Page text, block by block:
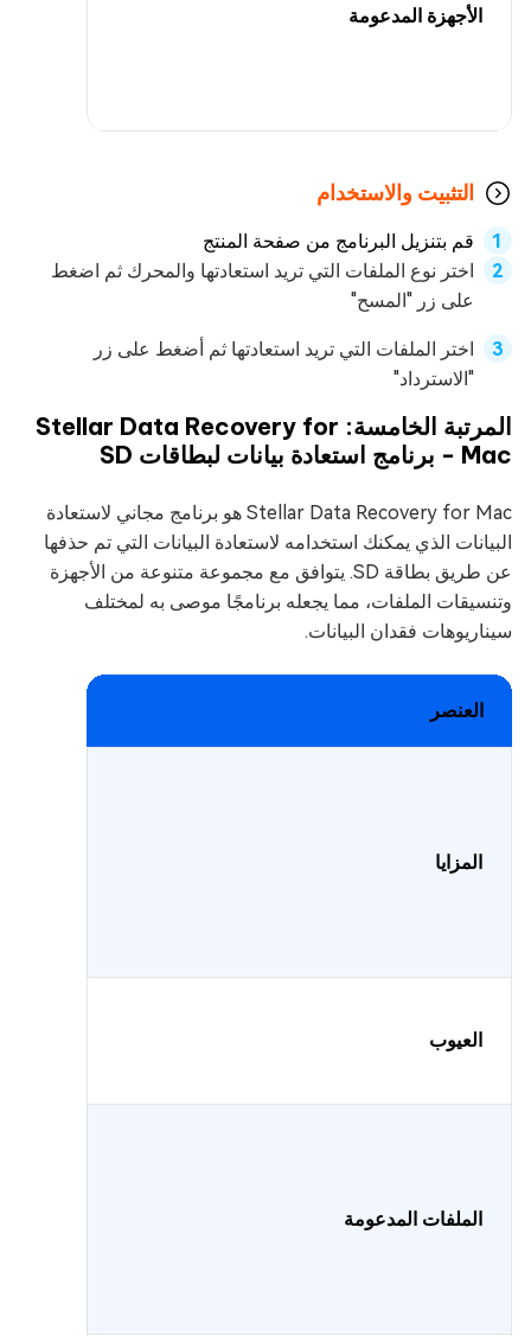
الأجهزة المدعومة
التثبيت والاستخدام
قم بتنزيل البرنامج من صفحة المنتج
اختر نوع الملفات التي تريد استعادتها والمحرك ثم اضغط
على زر "المسح"
اختر الملفات التي تريد استعادتها ثم أضغط على زر
"الاسترداد"
المرتبة الخامسة: Stellar Data Recovery for
Mac - برنامج استعادة بيانات لبطاقات SD
Stellar Data Recovery for Mac هو برنامج مجاني لاستعادة
البيانات الذي يمكنك استخدامه لاستعادة البيانات التي تم حذفها
عن طريق بطاقة SD. يتوافق مع مجموعة متنوعة من الأجهزة
وتنسيقات الملفات، مما يجعله برنامجًا موصى به لمختلف
سيناريوهات فقدان البيانات.
العنصر
المزايا
العيوب
الملفات المدعومة